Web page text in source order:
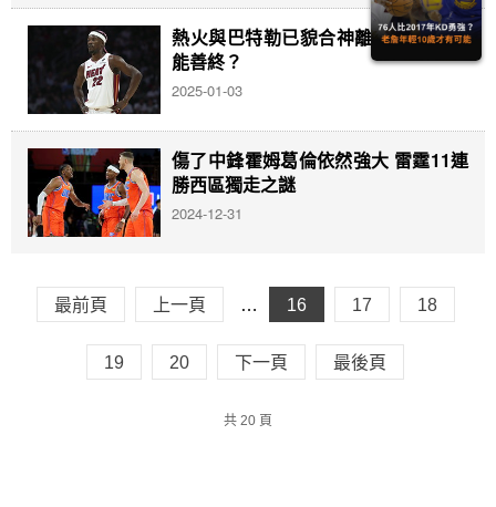
熱火與巴特勒已貌合神離 交易大限前
能善終？
2025-01-03
傷了中鋒霍姆葛倫依然強大 雷霆11連
勝西區獨走之謎
2024-12-31
最前頁 上一頁 … 16 17 18
19 20 下一頁 最後頁
共 20 頁